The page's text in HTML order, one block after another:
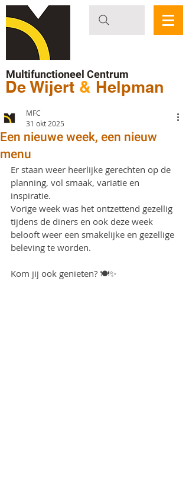
Multifunctioneel Centrum
De Wijert & Helpman
Een nieuwe week, een nieuw
menu
MFC
31 okt 2025
Er staan weer heerlijke gerechten op de
planning, vol smaak, variatie en
inspiratie.
Vorige week was het ontzettend gezellig
tijdens de diners en ook deze week
belooft weer een smakelijke en gezellige
beleving te worden.
Kom jij ook genieten? 🍽️✨